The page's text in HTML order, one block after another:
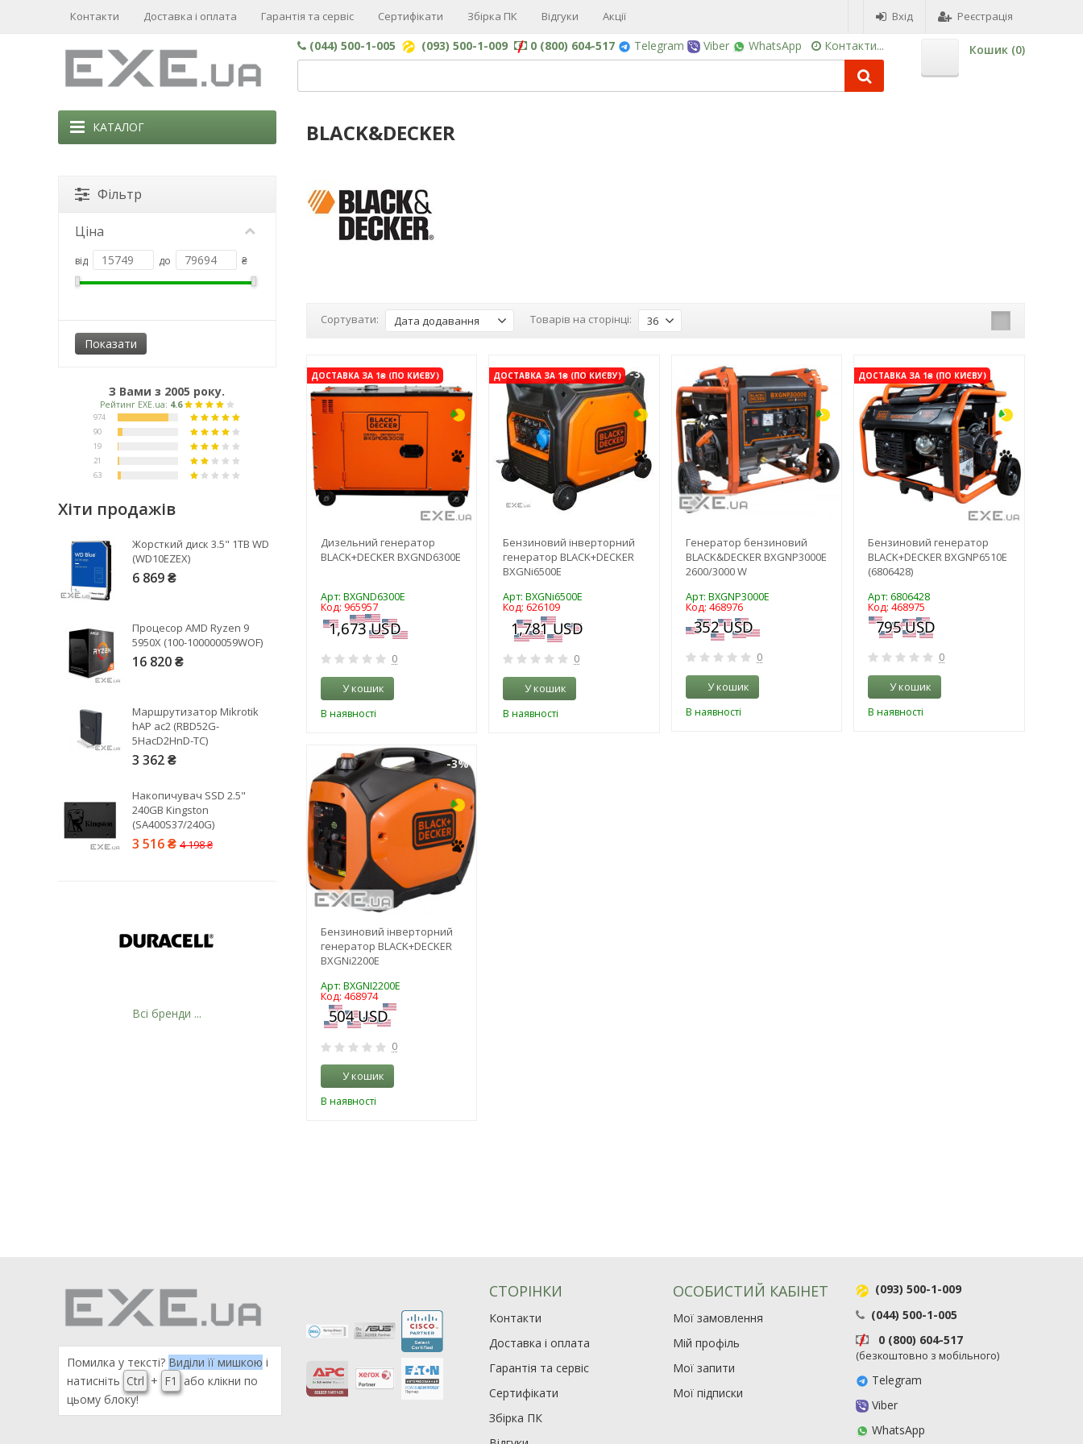
Контакти Доставка і оплата Гарантія та сервіс Сертифікати Збірка ПК Відгуки Акції Вхід Реєстрація
(044) 500-1-005 (093) 500-1-009 0 (800) 604-517 Telegram Viber WhatsApp Контакти... Кошик (0)
КАТАЛОГ BLACK&DECKER
Сортувати: Дата додавання Товарів на сторінці: 36
ДОСТАВКА ЗА 1₴ (ПО КИЄВУ)
Дизельний генератор
BLACK+DECKER BXGND6300E
Арт: BXGND6300E
Код: 965957
0
У кошик
В наявності
ДОСТАВКА ЗА 1₴ (ПО КИЄВУ) -3%
Бензиновий інверторний
генератор BLACK+DECKER
BXGNi6500E
Арт: BXGNi6500E
Код: 626109
0
У кошик
В наявності
-3%
Генератор бензиновий
BLACK&DECKER BXGNP3000E
2600/3000 W
Арт: BXGNP3000E
Код: 468976
0
У кошик
В наявності
ДОСТАВКА ЗА 1₴ (ПО КИЄВУ)
Бензиновий генератор
BLACK+DECKER BXGNP6510E
(6806428)
Арт: 6806428
Код: 468975
0
У кошик
В наявності
-3%
Бензиновий інверторний
генератор BLACK+DECKER
BXGNi2200E
Арт: BXGNI2200E
Код: 468974
0
У кошик
В наявності
Фільтр
Ціна
від до ₴
З Вами з 2005 року.
Рейтинг EXE.ua:4.6
974
90
63
Хіти продажів
Жорсткий диск 3.5" 1TB WD
(WD10EZEX)
6 869 ₴
Процесор AMD Ryzen 9
5950X (100-100000059WOF)
16 820 ₴
Маршрутизатор Mikrotik
hAP ac2 (RBD52G-
5HacD2HnD-TC)
3 362 ₴
Накопичувач SSD 2.5"
240GB Kingston
(SA400S37/240G)
3 516 ₴ 4 198 ₴
Всі бренди ...
Помилка у тексті? Виділи її мишкою і
натисніть Ctrl + F1
або клікни по
цьому блоку!
СТОРІНКИ
Контакти
Доставка і оплата
Гарантія та сервіс
Сертифікати
Збірка ПК
ОСОБИСТИЙ КАБІНЕТ
Мої замовлення
Мій профіль
Мої запити
Мої підписки
(093) 500-1-009
(044) 500-1-005
0 (800) 604-517
(безкоштовно з мобільного)
Telegram
Viber
WhatsApp